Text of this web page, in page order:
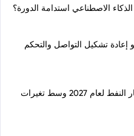
الاصطناعي استدامة الدورة؟
إعادة تشكيل التواصل والتحكم
جولدمان ساكس يخفض توقعات أسعار النفط لعام 2027 وسط تغيرات